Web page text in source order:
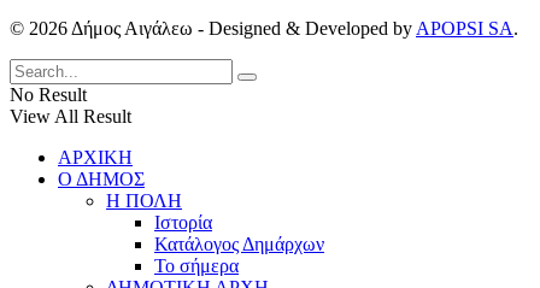
© 2026 Δήμος Αιγάλεω - Designed & Developed by APOPSI SA.
No Result
View All Result
ΑΡΧΙΚΗ
Ο ΔΗΜΟΣ
Η ΠΟΛΗ
Ιστορία
Κατάλογος Δημάρχων
Το σήμερα